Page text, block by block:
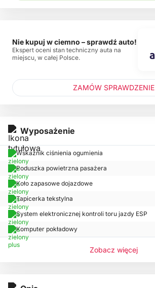
Wyposażenie
Wskaźnik ciśnienia ogumienia
Poduszka powietrzna pasażera
Koło zapasowe dojazdowe
Tapicerka tekstylna
System elektronicznej kontroli toru jazdy ESP
Komputer pokładowy
Zobacz więcej
Nie kupuj w ciemno – sprawdź auto!
Ekspert oceni stan techniczny auta na
miejscu, w całej Polsce.
ZAMÓW SPRAWDZENIE